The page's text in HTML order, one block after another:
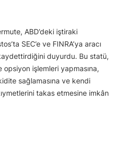
ABD’deki iştiraki
SEC’e ve FINRA’ya aracı
duyurdu. Bu statü,
opsiyon işlemleri yapmasına,
sağlamasına ve kendi
takas etmesine imkân